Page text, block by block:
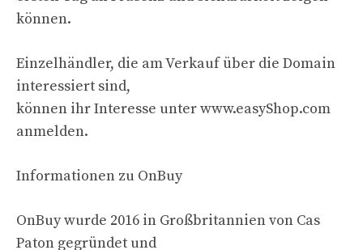
können.
Einzelhändler, die am Verkauf über die Domain
interessiert sind,
können ihr Interesse unter www.easyShop.com
anmelden.
Informationen zu OnBuy
OnBuy wurde 2016 in Großbritannien von Cas
Paton gegründet und